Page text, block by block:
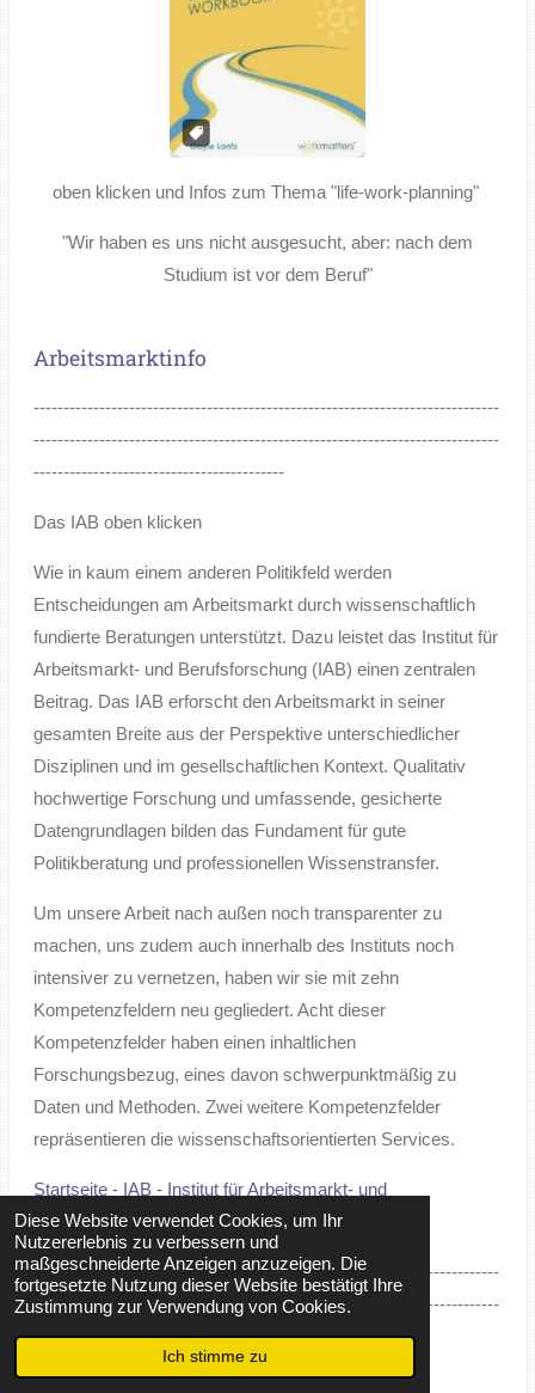
Diese Website verwendet Cookies, um Ihr
Nutzererlebnis zu verbessern und
maßgeschneiderte Anzeigen anzuzeigen. Die
fortgesetzte Nutzung dieser Website bestätigt Ihre
Zustimmung zur Verwendung von Cookies.
Ich stimme zu
oben klicken und Infos zum Thema "life-work-planning"
"Wir haben es uns nicht ausgesucht, aber: nach dem
Studium ist vor dem Beruf"
Arbeitsmarktinfo
------------------------------------------------------------------------------
------------------------------------------------------------------------------
------------------------------------------
Das IAB oben klicken
Wie in kaum einem anderen Politikfeld werden
Entscheidungen am Arbeitsmarkt durch wissenschaftlich
fundierte Beratungen unterstützt. Dazu leistet das Institut für
Arbeitsmarkt- und Berufsforschung (IAB) einen zentralen
Beitrag. Das IAB erforscht den Arbeitsmarkt in seiner
gesamten Breite aus der Perspektive unterschiedlicher
Disziplinen und im gesellschaftlichen Kontext. Qualitativ
hochwertige Forschung und umfassende, gesicherte
Datengrundlagen bilden das Fundament für gute
Politikberatung und professionellen Wissenstransfer.
Um unsere Arbeit nach außen noch transparenter zu
machen, uns zudem auch innerhalb des Instituts noch
intensiver zu vernetzen, haben wir sie mit zehn
Kompetenzfeldern neu gegliedert. Acht dieser
Kompetenzfelder haben einen inhaltlichen
Forschungsbezug, eines davon schwerpunktmäßig zu
Daten und Methoden. Zwei weitere Kompetenzfelder
repräsentieren die wissenschaftsorientierten Services.
Startseite - IAB - Institut für Arbeitsmarkt- und
Berufsforschung
------------------------------------------------------------------------------
------------------------------------------------------------------------------
-------------------------------------------